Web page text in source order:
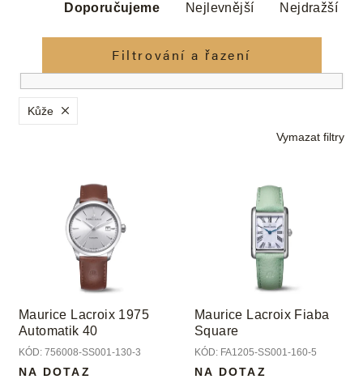
z
n
í
p
r
Doporučujeme Nejlevnější Nejdražší
Filtrování a řazení
Kůže
Vymazat filtry
o
d
u
k
Maurice Lacroix 1975
Automatik 40
KÓD: 756008-SS001-130-3
NA DOTAZ
Maurice Lacroix Fiaba
Square
KÓD: FA1205-SS001-160-5
NA DOTAZ